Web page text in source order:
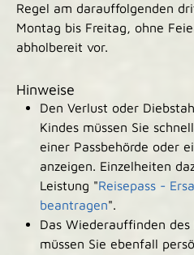
Regel am darauffolgenden
Montag bis Freitag, ohne
abholbereit vor.
Hinweise
Den Verlust oder
Kindes müssen Sie
einer Passbehörde oder
anzeigen. Einzelheiten
Leistung "Reisepass -
beantragen".
Das Wiederauffinden des
müssen Sie ebenfall